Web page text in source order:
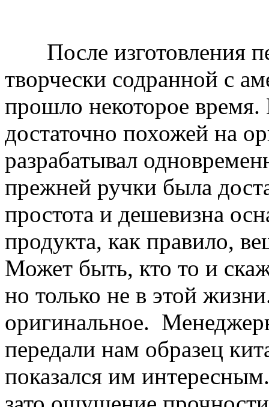
После изготовления
творчески содранной с
прошло некоторое время.
достаточно похожей на
разрабатывал
прежней ручки была
простота и дешевизна
продукта, как правило,
Может быть, кто то и
но только не в этой
оригинальное.
передали нам образец
показался им